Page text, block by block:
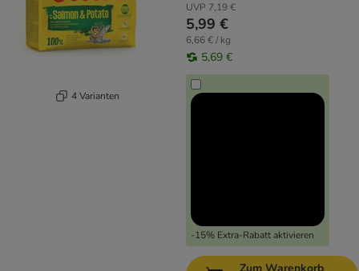
4 Varianten
UVP 7,19 €
5,99 €
6,66 € / kg
5,69 €
-15% Extra-Rabatt aktivieren